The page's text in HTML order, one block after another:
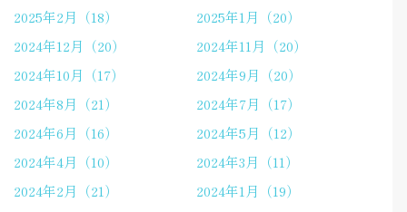
2025年2月（18）
2025年1月（20）
2024年12月（20）
2024年11月（20）
2024年10月（17）
2024年9月（20）
2024年8月（21）
2024年7月（17）
2024年6月（16）
2024年5月（12）
2024年4月（10）
2024年3月（11）
2024年2月（21）
2024年1月（19）